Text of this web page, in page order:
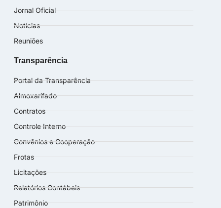
Jornal Oficial
Notícias
Reuniões
Transparência
Portal da Transparência
Almoxarifado
Contratos
Controle Interno
Convênios e Cooperação
Frotas
Licitações
Relatórios Contábeis
Patrimônio